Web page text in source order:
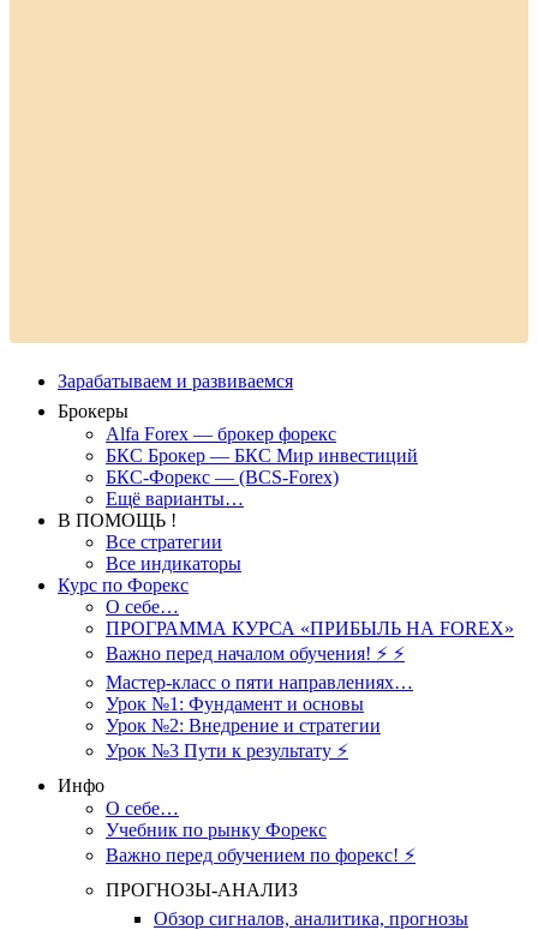
Зарабатываем и развиваемся
Брокеры
Alfa Forex — брокер форекс
БКС Брокер — БКС Мир инвестиций
БКС-Форекс — (BCS-Forex)
Ещё варианты…
В ПОМОЩЬ !
Все стратегии
Все индикаторы
Курс по Форекс
О себе…
ПРОГРАММА КУРСА «ПРИБЫЛЬ НА FOREX»
Важно перед началом обучения! ⚡ ⚡
Мастер-класс о пяти направлениях…
Урок №1: Фундамент и основы
Урок №2: Внедрение и стратегии
Урок №3 Пути к результату ⚡️
Инфо
О себе…
Учебник по рынку Форекс
Важно перед обучением по форекс! ⚡
ПРОГНОЗЫ-АНАЛИЗ
Обзор сигналов, аналитика, прогнозы